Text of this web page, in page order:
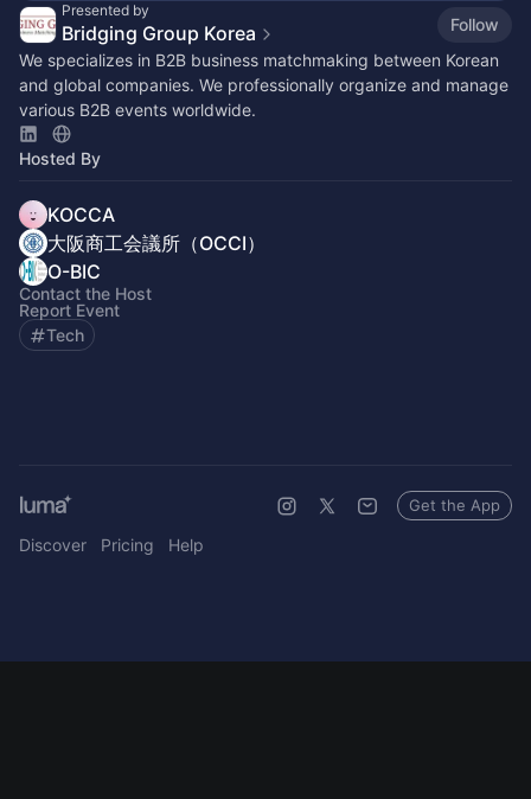
Presented by
Bridging Group Korea
Follow
We specializes in B2B business matchmaking between Korean
and global companies. We professionally organize and manage
various B2B events worldwide.
Hosted By
KOCCA
大阪商工会議所（OCCI）
O-BIC
Contact the Host
Report Event
Tech
Discover Pricing Help
Get the App